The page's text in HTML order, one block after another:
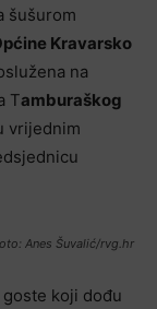
šušurom
Kravarsko
na
Tamburaškog
vrijednim
Anes Šuvalić/rvg.hr
goste koji dođu